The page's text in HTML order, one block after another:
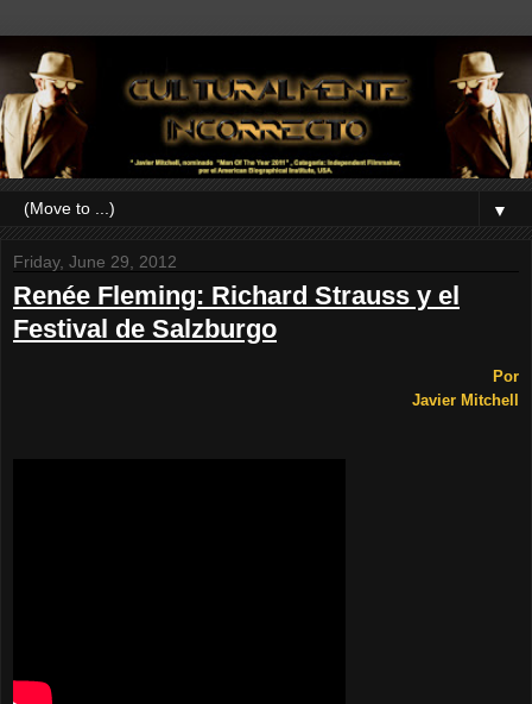
▼
Friday, June 29, 2012
Renée Fleming: Richard Strauss y el
Festival de Salzburgo
Por
Javier Mitchell